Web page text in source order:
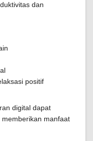
dan
positif
digital dapat
manfaat